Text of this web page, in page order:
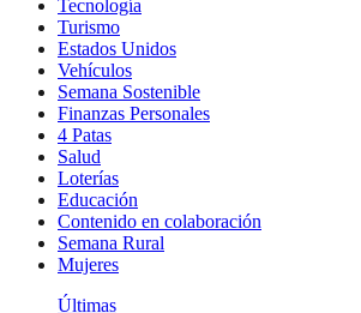
Tecnología
Turismo
Estados Unidos
Vehículos
Semana Sostenible
Finanzas Personales
4 Patas
Salud
Loterías
Educación
Contenido en colaboración
Semana Rural
Mujeres
Últimas